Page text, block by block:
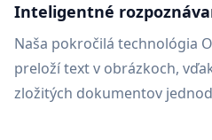
Inteligentné
Naša pokročilá technológia
preloží text v obrázkoch,
zložitých dokumentov